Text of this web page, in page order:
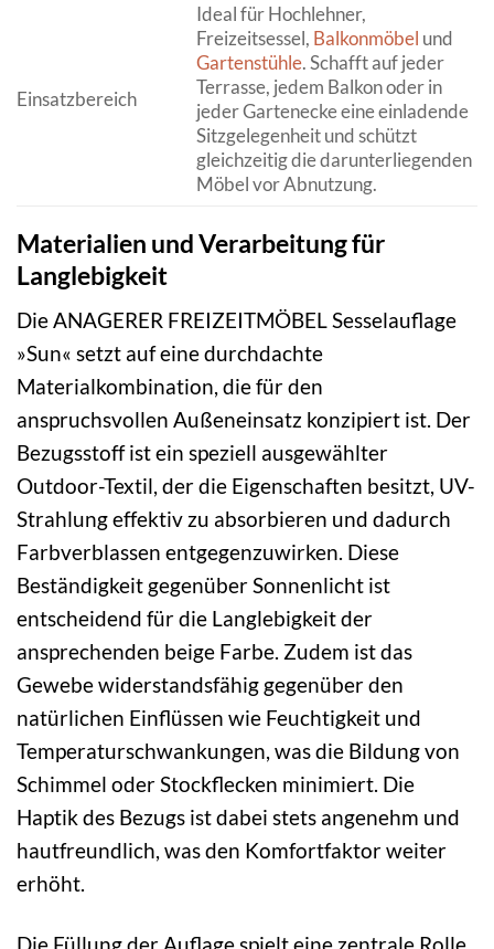
Einsatzbereich
Ideal für Hochlehner,
Freizeitsessel, Balkonmöbel und
Gartenstühle. Schafft auf jeder
Terrasse, jedem Balkon oder in
jeder Gartenecke eine einladende
Sitzgelegenheit und schützt
gleichzeitig die darunterliegenden
Möbel vor Abnutzung.
Materialien und Verarbeitung für
Langlebigkeit
Die ANAGERER FREIZEITMÖBEL Sesselauflage
»Sun« setzt auf eine durchdachte
Materialkombination, die für den
anspruchsvollen Außeneinsatz konzipiert ist. Der
Bezugsstoff ist ein speziell ausgewählter
Outdoor-Textil, der die Eigenschaften besitzt, UV-
Strahlung effektiv zu absorbieren und dadurch
Farbverblassen entgegenzuwirken. Diese
Beständigkeit gegenüber Sonnenlicht ist
entscheidend für die Langlebigkeit der
ansprechenden beige Farbe. Zudem ist das
Gewebe widerstandsfähig gegenüber den
natürlichen Einflüssen wie Feuchtigkeit und
Temperaturschwankungen, was die Bildung von
Schimmel oder Stockflecken minimiert. Die
Haptik des Bezugs ist dabei stets angenehm und
hautfreundlich, was den Komfortfaktor weiter
erhöht.